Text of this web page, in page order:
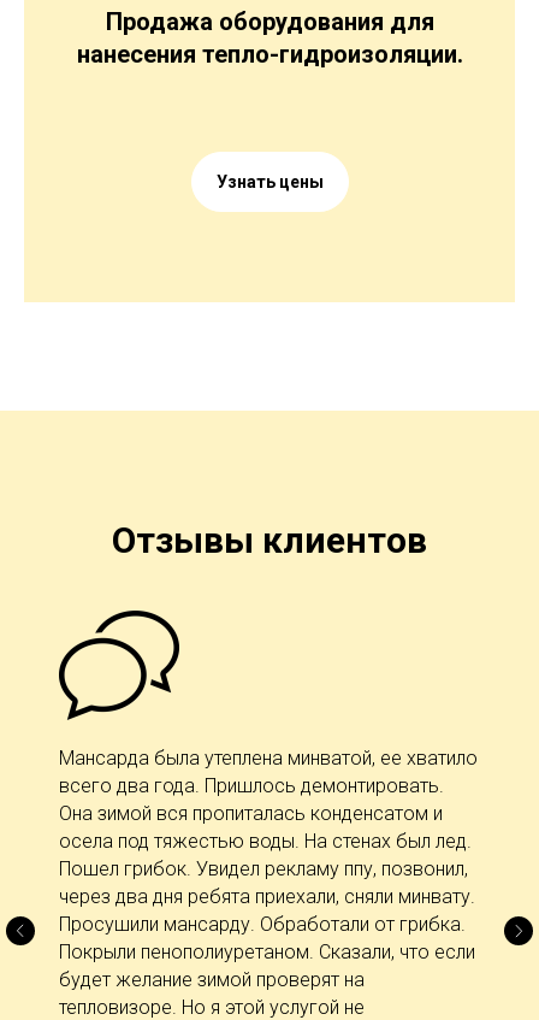
Продажа оборудования для
нанесения тепло-гидроизоляции.
Узнать цены
Отзывы клиентов
Мансарда была утеплена минватой, ее хватило
всего два года. Пришлось демонтировать.
Она зимой вся пропиталась конденсатом и
осела под тяжестью воды. На стенах был лед.
Пошел грибок. Увидел рекламу ппу, позвонил,
через два дня ребята приехали, сняли минвату.
Просушили мансарду. Обработали от грибка.
Покрыли пенополиуретаном. Сказали, что если
будет желание зимой проверят на
тепловизоре. Но я этой услугой не